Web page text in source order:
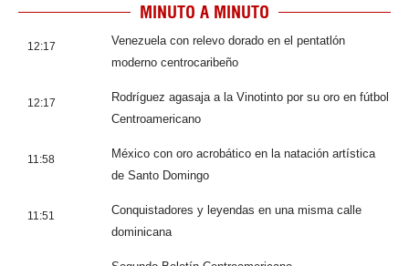
MINUTO A MINUTO
12:17
Venezuela con relevo dorado en el pentatlón
moderno centrocaribeño
12:17
Rodríguez agasaja a la Vinotinto por su oro en fútbol
Centroamericano
11:58
México con oro acrobático en la natación artística
de Santo Domingo
11:51
Conquistadores y leyendas en una misma calle
dominicana